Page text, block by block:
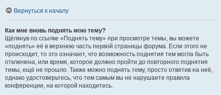
Вернуться к началу
Как мне вновь поднять мою тему?
Щёлкнув по ссылке «Поднять тему» при просмотре темы, вы можете
«поднять» её в верхнюю часть первой страницы форума. Если этого не
происходит, то это означает, что возможность поднятия тем могла быть
отключена, или время, которое должно пройти до повторного поднятия
темы, ещё не прошло. Также можно поднять тему, просто ответив на неё,
однако удостоверьтесь, что тем самым вы не нарушаете правила
конференции, на которой находитесь.